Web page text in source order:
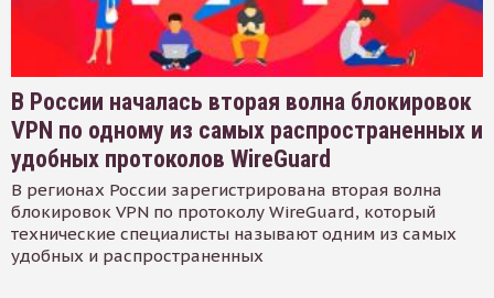
В России началась вторая волна блокировок
VPN по одному из самых распространенных и
удобных протоколов WireGuard
В регионах России зарегистрирована вторая волна
блокировок VPN по протоколу WireGuard, который
технические специалисты называют одним из самых
удобных и распространенных